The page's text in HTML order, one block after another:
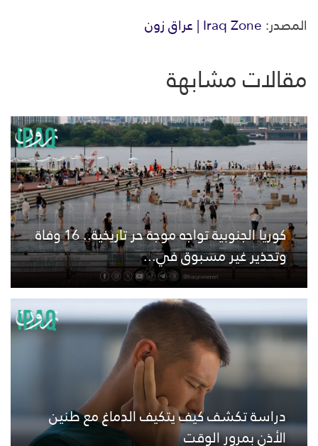
المصدر:Iraq Zone | عراق زون
مقالات مشابهة
كوريا الجنوبية تواجه موجة حر تاريخية.. 16 وفاة
وتحذير غير مسبوق في...
دراسة تكشف كيف يتكيف الدماغ مع طنين
الأذن بمرور الوقت